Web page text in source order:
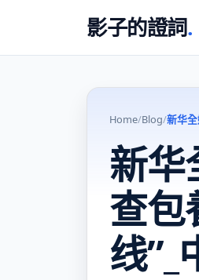
影子的證詞.
Home/Blog/新华
新华
查包
线”_